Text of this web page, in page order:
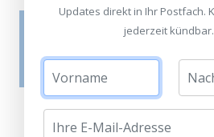
Die Bewertungen werden vor
auf ihre Echtheit überprüft. Sie
Verbrauchern stammen, die die
tatsächlich gar nicht erworben/
Updates direkt in Ihr Postfach.
jederzeit kündbar.